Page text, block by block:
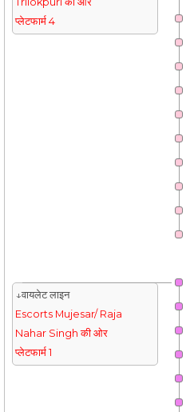
प्लेटफार्म 4
↓वायलेट लाइन
Escorts Mujesar/ Raja
Nahar Singh की ओर
प्लेटफार्म 1